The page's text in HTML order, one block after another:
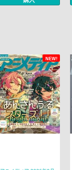
NEW!